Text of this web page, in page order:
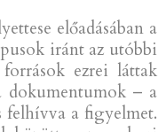
előadásában a
iránt az utóbbi
ezrei láttak
dokumentumok – a
felhívva a figyelmet.